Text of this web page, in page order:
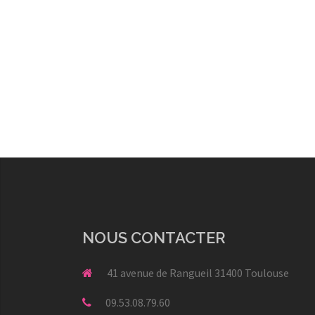
NOUS CONTACTER
41 avenue de Rangueil 31400 Toulouse
09.53.08.79.60